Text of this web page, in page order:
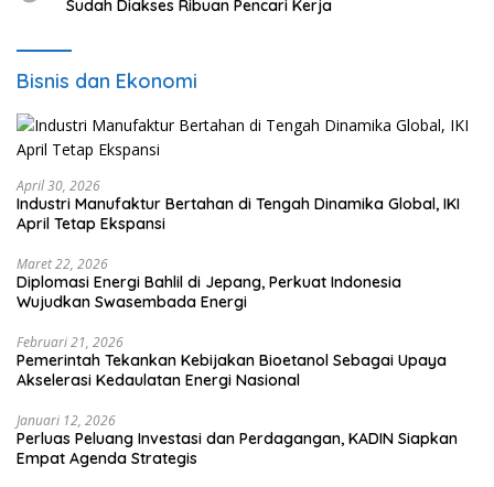
Sudah Diakses Ribuan Pencari Kerja
Bisnis dan Ekonomi
April 30, 2026
Industri Manufaktur Bertahan di Tengah Dinamika Global, IKI
April Tetap Ekspansi
Maret 22, 2026
Diplomasi Energi Bahlil di Jepang, Perkuat Indonesia
Wujudkan Swasembada Energi
Februari 21, 2026
Pemerintah Tekankan Kebijakan Bioetanol Sebagai Upaya
Akselerasi Kedaulatan Energi Nasional
Januari 12, 2026
Perluas Peluang Investasi dan Perdagangan, KADIN Siapkan
Empat Agenda Strategis